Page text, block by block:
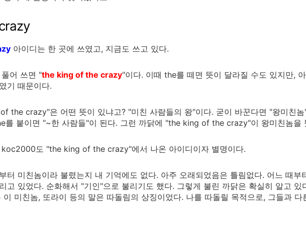
아이디는 한 곳에 쓰였고, 지금도 쓰고 있다.
어 쓰면 "the king of the crazy"이다. 이때 the를 떼면 뜻이 달라질 수도 있지만,
기 때문이다.
the crazy"은 어떤 뜻이 있냐고? "미친 사람들의 왕"이다. 굳이 바꾼다면 "왕미친
를 붙이면 "~한 사람들"이 된다. 그런 까닭에 "the king of the crazy"이 왕미친놈을
koc2000도 "the king of the crazy"에서 나온 아이디이자 별명이다.
터 미친놈이라 불렸는지 내 기억에도 없다. 아주 오래되었음은 틀림없다. 어느 때부
고 있었다. 순화해서 "기인"으로 불리기도 했다. 그렇게 불린 까닭은 확실히 알고
이 미친놈, 또라이 등의 말은 따돌림의 상징이었다. 나를 따돌릴 목적으로, 그들과